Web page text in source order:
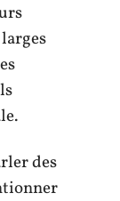
des